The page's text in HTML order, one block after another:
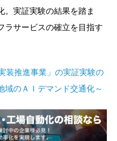
。実証実験の結果を踏ま
ラサービスの確立を目指す
装推進事業」の実証実験の
域のＡＩデマンド交通化～